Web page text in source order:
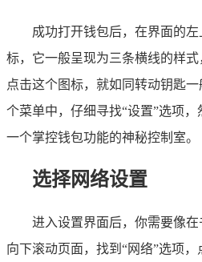
成功打开钱包后，在界面的
标，它一般呈现为三条横线的样式
点击这个图标，就如同转动钥匙
个菜单中，仔细寻找“设置”选项
一个掌控钱包功能的神秘控制室。
选择网络设置
进入设置界面后，你需要像在
向下滚动页面，找到“网络”选项，